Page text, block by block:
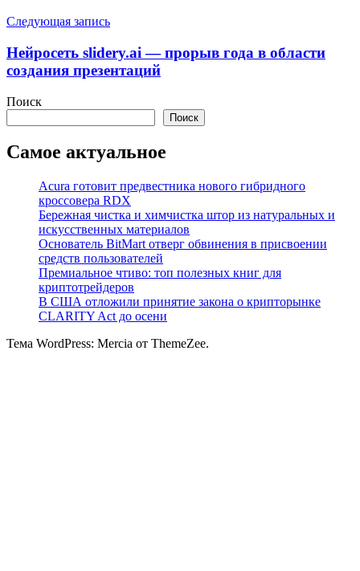
Следующая запись
Нейросеть slidery.ai — прорыв года в области
создания презентаций
Поиск
Поиск
Самое актуальное
Acura готовит предвестника нового гибридного
кроссовера RDX
Бережная чистка и химчистка штор из натуральных и
искусственных материалов
Основатель BitMart отверг обвинения в присвоении
средств пользователей
Премиальное чтиво: топ полезных книг для
криптотрейдеров
В США отложили принятие закона о крипторынке
CLARITY Act до осени
Тема WordPress: Mercia от ThemeZee.